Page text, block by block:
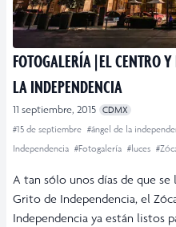
FOTOGALERÍA | EL CENTRO
LA INDEPENDENCIA
11 septiembre, 2015 CDMX
#15 de septiembre #ángel de la
Independencia #Fotogalería #luces
A tan sólo unos días de que
Grito de Independencia, el
Independencia ya están listos